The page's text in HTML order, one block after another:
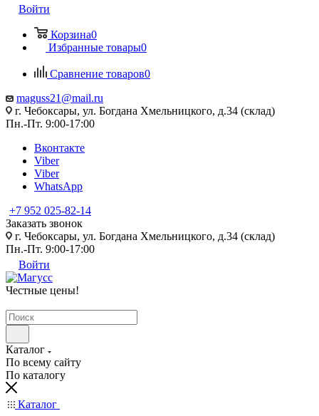
Войти
Корзина0
Избранные товары0
Сравнение товаров0
maguss21@mail.ru
г. Чебоксары, ул. Богдана Хмельницкого, д.34 (склад)
Пн.-Пт. 9:00-17:00
Вконтакте
Viber
Viber
WhatsApp
+7 952 025-82-14
Заказать звонок
г. Чебоксары, ул. Богдана Хмельницкого, д.34 (склад)
Пн.-Пт. 9:00-17:00
Войти
Честные цены!
Каталог
По всему сайту
По каталогу
Каталог